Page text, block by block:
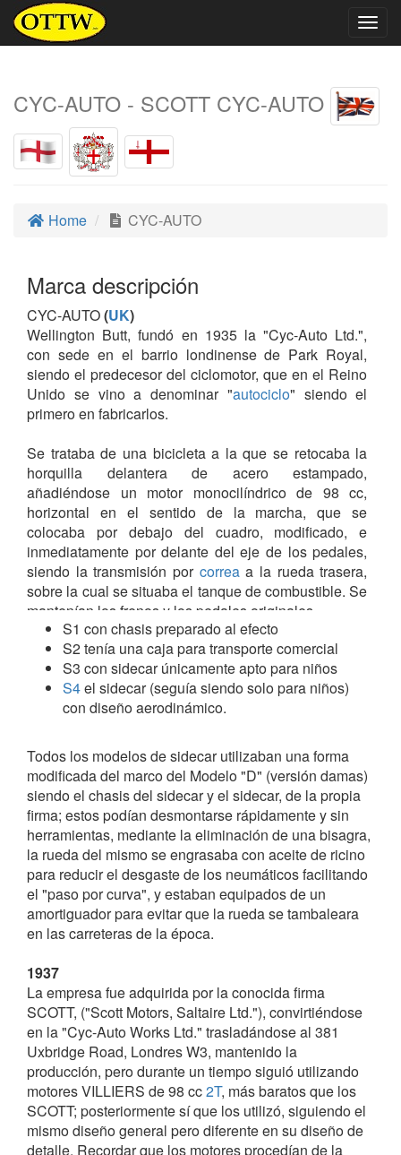
CYC-AUTO - SCOTT CYC-AUTO
Home CYC-AUTO
Marca descripción
CYC-AUTO(UK)
Wellington Butt, fundó en 1935 la "Cyc-Auto Ltd.",
con sede en el barrio londinense de Park Royal,
siendo el predecesor del ciclomotor, que en el Reino
Unido se vino a denominar "autociclo" siendo el
primero en fabricarlos.
Se trataba de una bicicleta a la que se retocaba la
horquilla delantera de acero estampado,
añadiéndose un motor monocilíndrico de 98 cc,
horizontal en el sentido de la marcha, que se
colocaba por debajo del cuadro, modificado, e
inmediatamente por delante del eje de los pedales,
siendo la transmisión por correaa la rueda trasera,
sobre la cual se situaba el tanque de combustible. Se
mantenían los frenos y los pedales originales.
Posteriormente los motores fueron substituidos por
VILLIERS de la misma capacidad y alcanzaban los
47 km/h.
Esta firma ocupó un lugar importante en la historia
origen al "autociclo". El Impuesto de Circulación en
Gran Bretaña tras la I Guerra Mundial no alentaba la
producción de máquinas ligeras como las producidas
en el Continente. En 1931 Philip Snowden (Ministro
de Hacienda) introdujo una reducción de impuestos
para máquinas inferiores a los 100 cc; y en este
punto Wellington Butt, decidió que convenía producir
una bicicleta motorizada.
1934
En marzo, anunció su primer autociclo - "Modelo A" -
iniciando el auge de estas máquinas. Sin embargo,
muy diferente a todos los que, más tarde, aparecieron
en el mercado. El cigüeñal del motor de 98.17 cc
se desplazaba horizontalmente de delante atrás y
con transmisión secundaria mediantecadena .
Cyc-Auto Limited construyó la máquina en Abbey
Road, Park Royal, Londres, poco después, se mudó
a la cercana Bashley Road y finalmente se trasladó
al 107 Westbourne Grove, más próxima al centro de
S1 con chasis preparado al efecto
S2 tenía una caja para transporte comercial
S3 con sidecar únicamente apto para niños
S4el sidecar (seguía siendo solo para niños)
con diseño aerodinámico.
Todos los modelos de sidecar utilizaban una forma
modificada del marco del Modelo "D" (versión damas)
siendo el chasis del sidecar y el sidecar, de la propia
firma; estos podían desmontarse rápidamente y sin
herramientas, mediante la eliminación de una bisagra,
la rueda del mismo se engrasaba con aceite de ricino
para reducir el desgaste de los neumáticos facilitando
el "paso por curva", y estaban equipados de un
amortiguador para evitar que la rueda se tambaleara
en las carreteras de la época.
1937
La empresa fue adquirida por la conocida firma
SCOTT, ("Scott Motors, Saltaire Ltd."), convirtiéndose
en la "Cyc-Auto Works Ltd." trasladándose al 381
Uxbridge Road, Londres W3, mantenido la
producción, pero durante un tiempo siguió utilizando
motores VILLIERS de 98 cc2T, más baratos que los
SCOTT; posteriormente sí que los utilizó, siguiendo el
mismo diseño general pero diferente en su diseño de
detalle. Recordar que los motores procedían de la